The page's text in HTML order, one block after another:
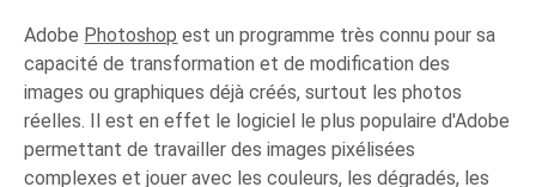
Adobe Photoshop est un programme très connu pour sa
capacité de transformation et de modification des
images ou graphiques déjà créés, surtout les photos
réelles. Il est en effet le logiciel le plus populaire d'Adobe
permettant de travailler des images pixélisées
complexes et jouer avec les couleurs, les dégradés, les